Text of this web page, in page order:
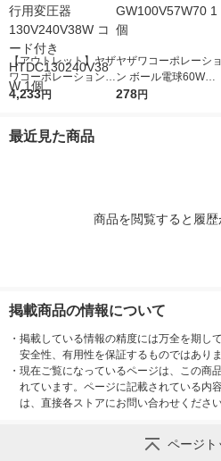
【アウトレット】ヤザ
ワコーポレーション
海外旅行用変圧器130
W 1個
4,233円
ヤザワコーポレーショ
ン ボール電球60W形
ホワイト GW100V57
278円
最近見た商品
商品を閲覧すると履
掲載商品の情報について
・ 掲載している情報の精度には万全を期し
安全性、有用性を保証するものではありま
・ 現在ご覧になっているページは、この商
れています。ページに記載されている内
は、直接各ストアにお問い合わせください
ページト